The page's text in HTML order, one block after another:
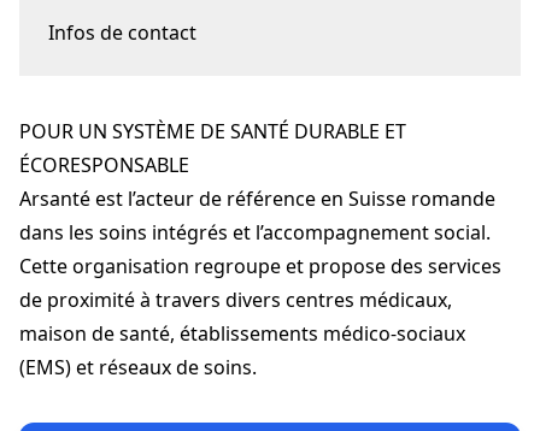
Infos de contact
consultation@handiconsult.ch
+41 79 760 25 31
POUR UN SYSTÈME DE SANTÉ DURABLE ET
ÉCORESPONSABLE
Arsanté est l’acteur de référence en Suisse romande
dans les soins intégrés et l’accompagnement social.
Cette organisation regroupe et propose des services
de proximité à travers divers centres médicaux,
maison de santé, établissements médico-sociaux
(EMS) et réseaux de soins.